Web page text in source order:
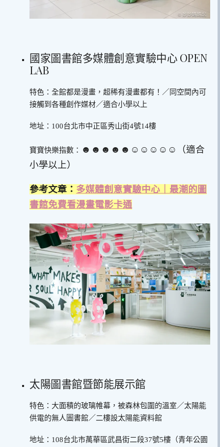
國家圖書館多媒體創意實驗中心 OPEN
LAB
特色：全館都是漫畫，超稀有漫畫都有！／同空間內可
接觸到各種創作媒材／適合小學以上
地址：100台北市中正區秀山街4號14樓
寶寶快樂指數：
☻☻☻☻☻☺︎☺︎☺︎☺︎☺︎（適合
小學以上）
參考文章： 多媒體創意實驗中心｜最潮的圖
書館免費看漫畫電影卡通
太陽圖書館暨節能展示館
特色：大面積的玻璃帷幕，被森林包圍的溫室／太陽能
供電的無人圖書館／二樓設太陽能資料館
地址：108台北市萬華區武昌街二段37號5樓（青年公園